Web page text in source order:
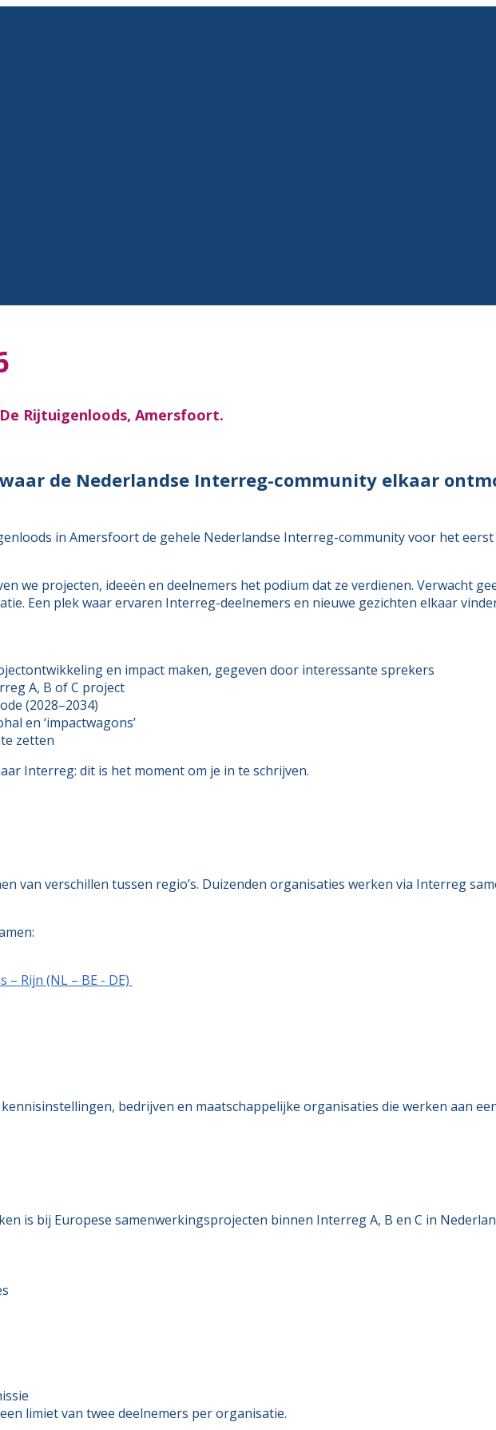
Rijtuigenloods, Amersfoort.
de Nederlandse Interreg-community elkaar
in Amersfoort de gehele Nederlandse Interreg-community voor het
we projecten, ideeën en deelnemers het podium dat ze verdienen. Verwacht
Een plek waar ervaren Interreg-deelnemers en nieuwe gezichten elkaar
en impact maken, gegeven door interessante sprekers
A, B of C project
(2028–2034)
en ‘impactwagons’
zetten
Interreg: dit is het moment om je in te schrijven.
van verschillen tussen regio’s. Duizenden organisaties werken via Interreg
– Rijn (NL – BE - DE)
bedrijven en maatschappelijke organisaties die werken aan
is bij Europese samenwerkingsprojecten binnen Interreg A, B en C in
limiet van twee deelnemers per organisatie.